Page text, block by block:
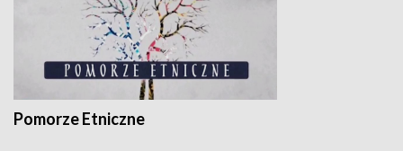
Pomorze Etniczne